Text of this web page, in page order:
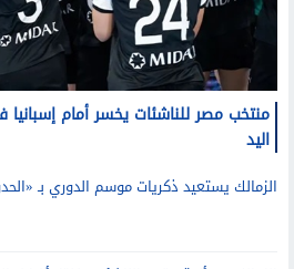
منتخب مصر للناشئات يخسر أمام
اليد
الزمالك يستعيد ذكريات موسم الدوري بـ